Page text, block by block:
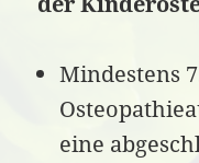
Mindestens
eine